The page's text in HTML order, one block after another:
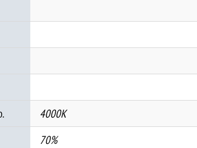
4000K
70%